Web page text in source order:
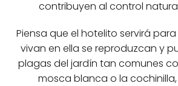
contribuyen al control
Piensa que el hotelito servirá
vivan en ella se reproduzcan y
plagas del jardín tan comunes
mosca blanca o la